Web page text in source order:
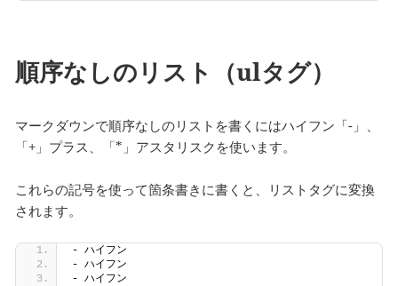
順序なしのリスト（ulタグ）
マークダウンで順序なしのリストを書くにはハイフン「-」、
「+」プラス、「*」アスタリスクを使います。
これらの記号を使って箇条書きに書くと、リストタグに変換
されます。
- ハイフン
- ハイフン
- ハイフン